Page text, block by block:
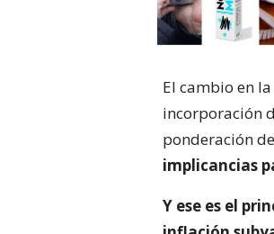
El cambio en
incorporación
ponderación
implicancias
Y ese es el